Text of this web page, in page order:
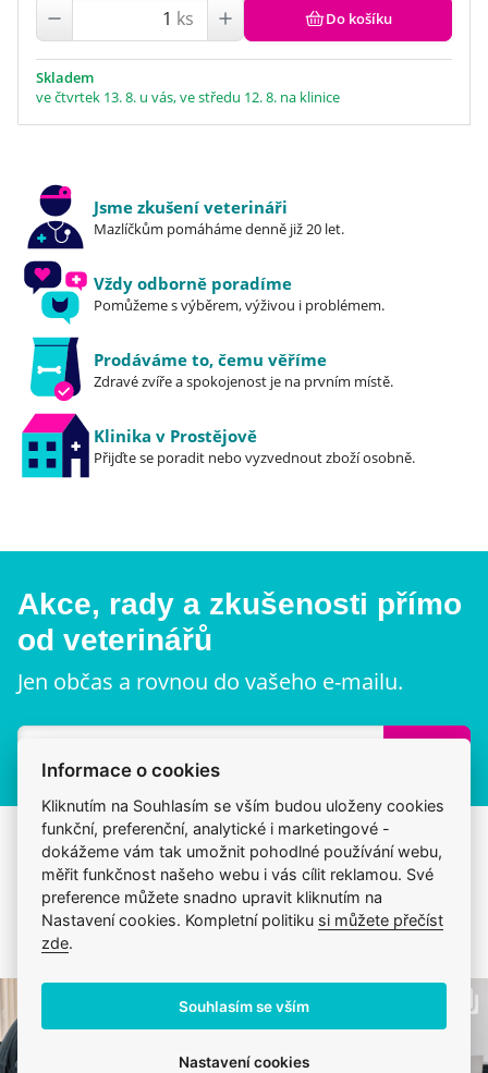
ks Do košíku
Skladem
ve čtvrtek 13. 8. u vás, ve středu 12. 8. na klinice
Jsme zkušení veterináři
Mazlíčkům pomáháme denně již 20 let.
Vždy odborně poradíme
Pomůžeme s výběrem, výživou i problémem.
Prodáváme to, čemu věříme
Zdravé zvíře a spokojenost je na prvním místě.
Klinika v Prostějově
Přijďte se poradit nebo vyzvednout zboží osobně.
Akce, rady a zkušenosti přímo
od veterinářů
Jen občas a rovnou do vašeho e-mailu.
Sledujte #veterix příběhy
přímo z kliniky
Informace o cookies
Kliknutím na Souhlasím se vším budou uloženy cookies
funkční, preferenční, analytické i marketingové -
dokážeme vám tak umožnit pohodlné používání webu,
měřit funkčnost našeho webu i vás cílit reklamou. Své
preference můžete snadno upravit kliknutím na
Nastavení cookies. Kompletní politiku si můžete přečíst
zde.
Souhlasím se vším
Nastavení cookies